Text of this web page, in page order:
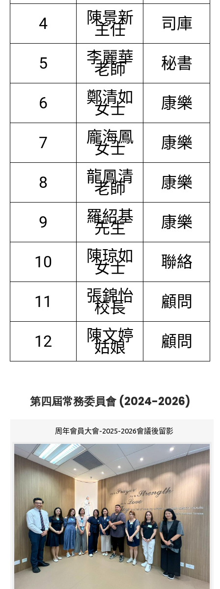
4 陳景新
主任 司庫
5 李麗華
老師 秘書
6 鄭清如
女士 康樂
7 龐海鳳
女士 康樂
8 龍鳳清
老師 康樂
9 羅紹基
先生 康樂
10 陳琼如
女士 聯絡
11 張錦怡
校長 顧問
12 陳文婷
姑娘 顧問
第四屆常務委員會 (2024-2026)
周年會員大會-2025-2026會議後留影